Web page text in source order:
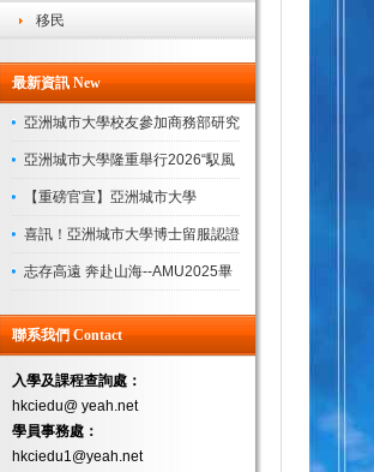
移民
最新資訊 New
亞洲城市大學校友參加商務部研究
院“企業管理領軍人才研修班”圓滿
收官
亞洲城市大學隆重舉行2026“馭風
起航，共繪新藍”迎新盛典
【重磅官宣】亞洲城市大學
（AMU）新校長上任！
喜訊！亞洲城市大學博士留服認證
落地，學曆認可度再獲權威背書
志存高遠 奔赴山海--AMU2025畢
聯系我們 Contact
入學及課程查詢處：
hkciedu@ yeah.net
學員事務處：
hkciedu1@yeah.net